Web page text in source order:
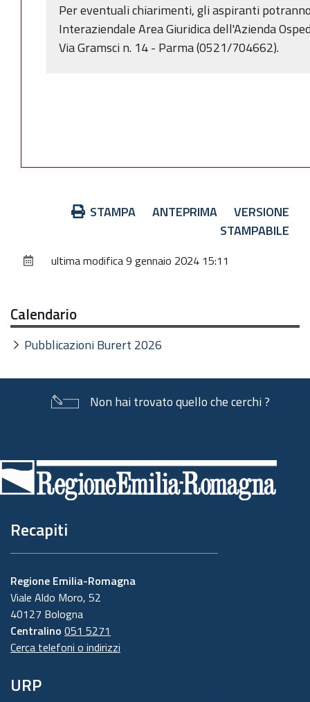
Per eventuali chiarimenti, gli aspiranti
Interaziendale Area Giuridica dell'Azienda
Via Gramsci n. 14 - Parma (0521/704662).
STAMPA ANTEPRIMA
VERSIONE
STAMPABILE
ultima modifica9 gennaio 2024 15:11
Calendario
Pubblicazioni Burert 2026
Non hai trovato quello che cerchi ?
di
pagina
Recapiti
Regione Emilia-Romagna
Viale Aldo Moro, 52
40127 Bologna
Centralino 051 5271
Cerca telefoni o indirizzi
URP